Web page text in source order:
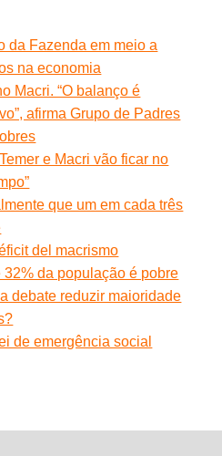
da Fazenda em meio a
na economia
Macri. “O balanço é
afirma Grupo de Padres
e Macri vão ficar no
que um em cada três
del macrismo
da população é pobre
debate reduzir maioridade
de emergência social